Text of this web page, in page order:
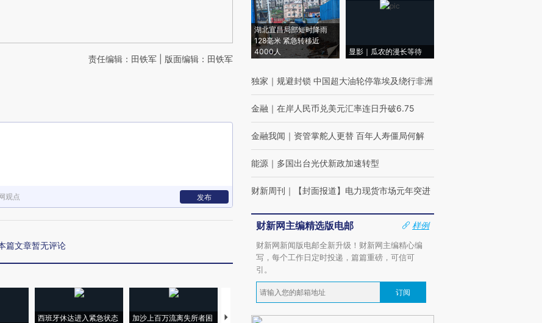
责任编辑：田铁军 | 版面编辑：田铁军
观点 发布
篇文章暂无评论
西班牙休达进入紧急状态
加沙上百万流离失所者困
视线｜HYROX的吸金
马航飞行员跨国走私7万
视线｜被称为“蟑螂”的印
湖北宜昌局部短时降雨
128毫米 紧急转移近
4000人
显影｜瓜农的漫长等待
独家 ｜ 规避封锁 中国超大油轮停靠埃及绕行非洲
金融 ｜ 在岸人民币兑美元汇率连日升破6.75
金融我闻 ｜ 资管掌舵人更替 百年人寿僵局何解
能源 ｜ 多国出台光伏新政加速转型
财新周刊 ｜ 【封面报道】电力现货市场元年突进
财新网主编精选版电邮
样例
财新网新闻版电邮全新升级！财新网主编精心编
写，每个工作日定时投递，篇篇重磅，可信可
引。
订阅